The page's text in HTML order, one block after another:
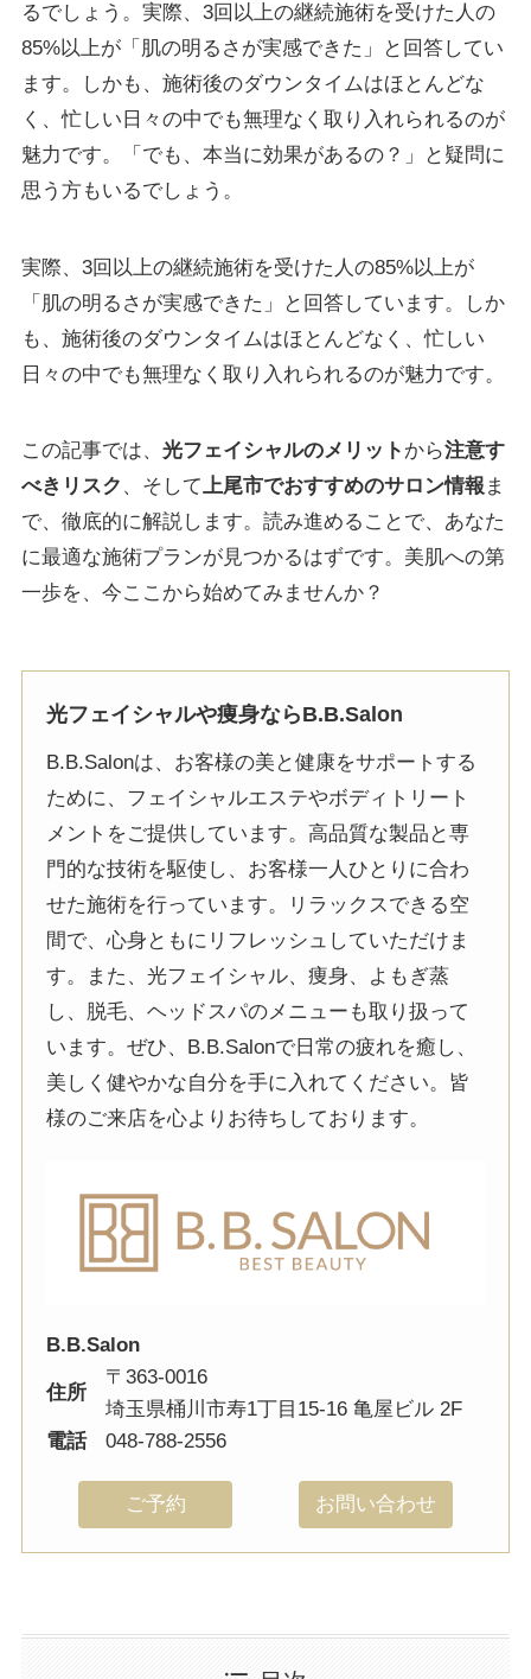
るでしょう。実際、3回以上の継続施術を受けた人の
85%以上が「肌の明るさが実感できた」と回答してい
ます。しかも、施術後のダウンタイムはほとんどな
く、忙しい日々の中でも無理なく取り入れられるのが
魅力です。「でも、本当に効果があるの？」と疑問に
思う方もいるでしょう。
実際、3回以上の継続施術を受けた人の85%以上が
「肌の明るさが実感できた」と回答しています。しか
も、施術後のダウンタイムはほとんどなく、忙しい
日々の中でも無理なく取り入れられるのが魅力です。
この記事では、 光フェイシャルのメリット から注意す
べきリスク 、そして 上尾市でおすすめのサロン情報 ま
で、徹底的に解説します。読み進めることで、あなた
に最適な施術プランが見つかるはずです。美肌への第
一歩を、今ここから始めてみませんか？
光フェイシャルや痩身ならB.B.Salon
B.B.Salonは、お客様の美と健康をサポートする
ために、フェイシャルエステやボディトリート
メントをご提供しています。高品質な製品と専
門的な技術を駆使し、お客様一人ひとりに合わ
せた施術を行っています。リラックスできる空
間で、心身ともにリフレッシュしていただけま
す。また、光フェイシャル、痩身、よもぎ蒸
し、脱毛、ヘッドスパのメニューも取り扱って
います。ぜひ、B.B.Salonで日常の疲れを癒し、
美しく健やかな自分を手に入れてください。皆
様のご来店を心よりお待ちしております。
B.B.Salon
住所
〒363-0016
埼玉県桶川市寿1丁目15-16 亀屋ビル 2F
電話
048-788-2556
ご予約 お問い合わせ